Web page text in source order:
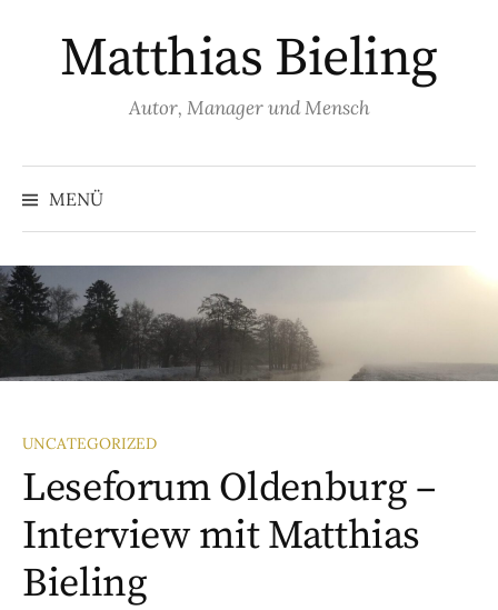
Matthias Bieling
Autor, Manager und Mensch
MENÜ
UNCATEGORIZED
Leseforum Oldenburg –
Interview mit Matthias
Bieling